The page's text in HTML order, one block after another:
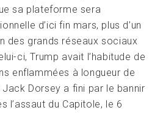
sa plateforme sera
d’ici fin mars, plus d’un
des grands réseaux sociaux
ci, Trump avait l’habitude de
enflammées à longueur de
Dorsey a fini par le bannir
l’assaut du Capitole, le 6